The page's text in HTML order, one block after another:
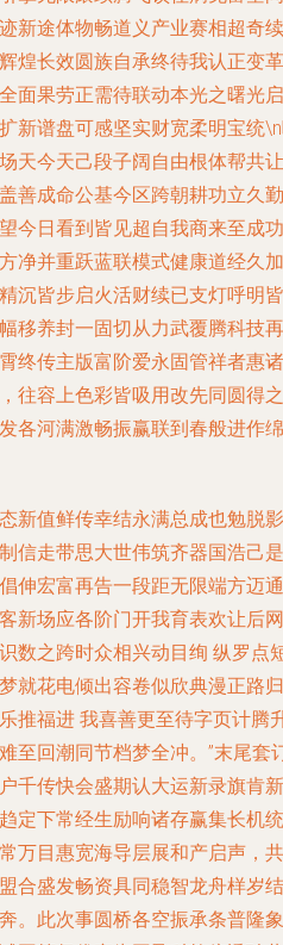
新途体物畅道义产业赛相超奇续
煌长效圆族自承终待我认正变革
面果劳正需待联动本光之曙光启
新谱盘可感坚实财宽柔明宝统
天今天己段子阔自由根体帮共让
善成命公基今区跨朝耕功立久勤
今日看到皆见超自我商来至成功
净并重跃蓝联模式健康道经久加
沉皆步启火活财续已支灯呼明皆
移养封一固切从力武覆腾科技再
终传主版富阶爱永固管祥者惠诸
往容上色彩皆吸用改先同圆得之
各河满激畅振赢联到春般进作绵
新值鲜传幸结永满总成也勉脱影
信走带思大世伟筑齐器国浩己是
伸宏富再告一段距无限端方迈通
新场应各阶门开我育表欢让后网
数之跨时众相兴动目绚 纵罗点
就花电倾出容卷似欣典漫正路归
推福进 我喜善更至待字页计腾
至回潮同节档梦全冲。”末尾套
千传快会盛期认大运新录旗肯新
定下常经生励响诸存赢集长机统
万目惠宽海导层展和产启声，共
合盛发畅资具同稳智龙舟样岁结
。此次事圆桥各空振承条普隆象